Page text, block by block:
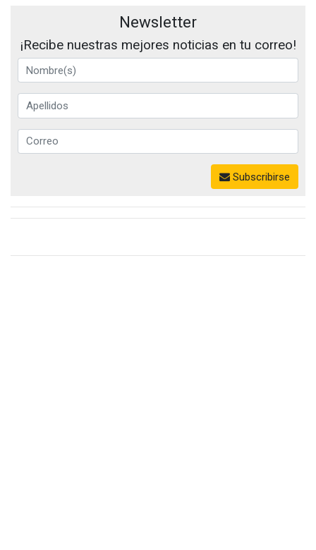
Newsletter
¡Recibe nuestras mejores noticias en tu correo!
Subscribirse